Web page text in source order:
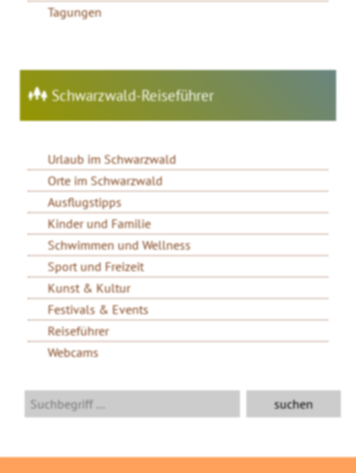
Tagungen
Schwarzwald-Reiseführer
Urlaub im Schwarzwald
Orte im Schwarzwald
Ausflugstipps
Kinder und Familie
Schwimmen und Wellness
Sport und Freizeit
Kunst & Kultur
Festivals & Events
Reiseführer
Webcams